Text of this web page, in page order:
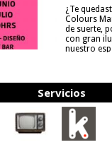
¿Te
Colours
de suerte,
con gran
nuestro
Servicios